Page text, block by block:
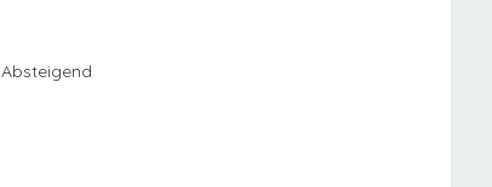
Absteigend